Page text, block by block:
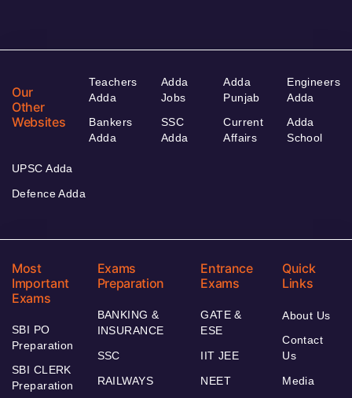
Our
Other
Websites
Teachers
Adda
Bankers
Adda
Adda
Jobs
SSC
Adda
Adda
Punjab
Current
Affairs
Engineers
Adda
Adda
School
UPSC Adda
Defence Adda
Most
Important
Exams
SBI PO
Preparation
SBI CLERK
Preparation
Exams
Preparation
BANKING &
INSURANCE
SSC
RAILWAYS
Entrance
Exams
GATE &
ESE
IIT JEE
NEET
Quick
Links
About Us
Contact
Us
Media